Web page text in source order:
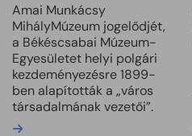
Amai Munkácsy
MihályMúzeum jogelődjét,
a Békéscsabai Múzeum-
Egyesületet helyi polgári
kezdeményezésre 1899-
ben alapították a „város
társadalmának vezetői”.
Bővebben